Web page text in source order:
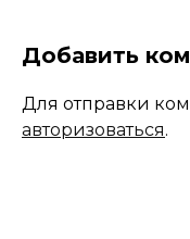
Добавить
Для отправки
авторизоваться.